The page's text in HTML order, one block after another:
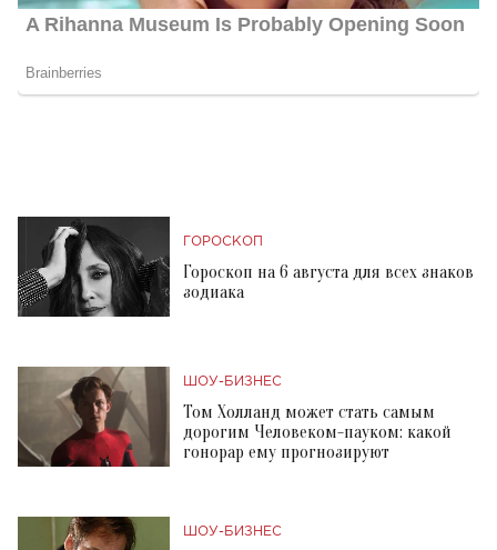
ГОРОСКОП
Гороскоп на 6 августа для всех знаков
зодиака
ШОУ-БИЗНЕС
Том Холланд может стать самым
дорогим Человеком-пауком: какой
гонорар ему прогнозируют
ШОУ-БИЗНЕС